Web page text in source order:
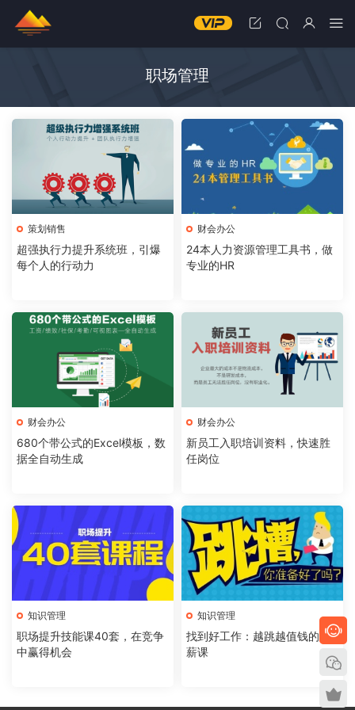
职场管理
策划销售
超强执行力提升系统班，引爆
每个人的行动力
财会办公
24本人力资源管理工具书，做
专业的HR
财会办公
680个带公式的Excel模板，数
据全自动生成
财会办公
新员工入职培训资料，快速胜
任岗位
知识管理
职场提升技能课40套，在竞争
中赢得机会
知识管理
找到好工作：越跳越值钱的加
薪课